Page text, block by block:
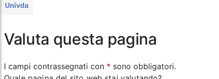
Univda
Valuta questa pagina
I campi contrassegnati con * sono obbligatori.